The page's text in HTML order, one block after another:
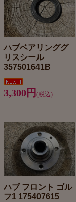
ハブベアリンググ
リスシール
357501641B
3,300円 (税込)
ハブ フロント ゴル
フ1 175407615